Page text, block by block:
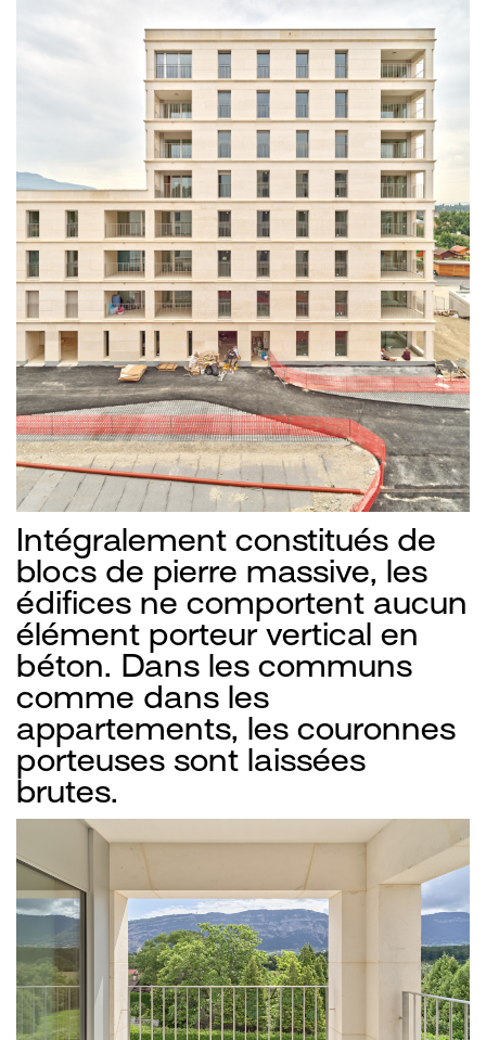
Intégralement constitués de
blocs de pierre massive, les
édifices ne comportent aucun
élément porteur vertical en
béton. Dans les communs
comme dans les
appartements, les couronnes
porteuses sont laissées
brutes.